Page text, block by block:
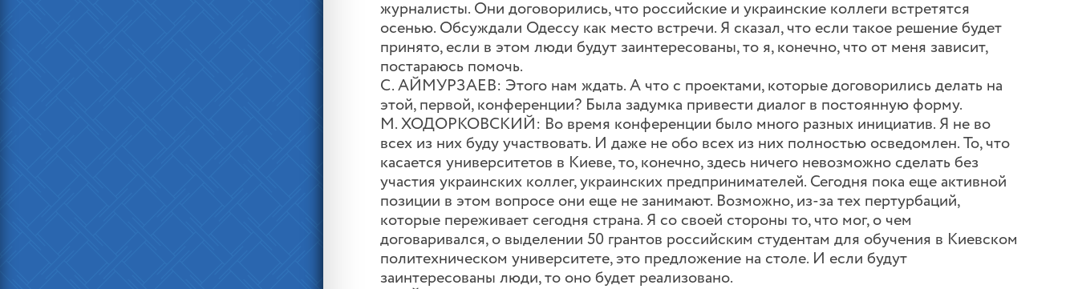
журналисты. Они договорились, что российские и украинские коллеги встретятся
осенью. Обсуждали Одессу как место встречи. Я сказал, что если такое решение будет
принято, если в этом люди будут заинтересованы, то я, конечно, что от меня зависит,
постараюсь помочь.
С. АЙМУРЗАЕВ: Этого нам ждать. А что с проектами, которые договорились делать на
этой, первой, конференции? Была задумка привести диалог в постоянную форму.
М. ХОДОРКОВСКИЙ: Во время конференции было много разных инициатив. Я не во
всех из них буду участвовать. И даже не обо всех из них полностью осведомлен. То, что
касается университетов в Киеве, то, конечно, здесь ничего невозможно сделать без
участия украинских коллег, украинских предпринимателей. Сегодня пока еще активной
позиции в этом вопросе они еще не занимают. Возможно, из-за тех пертурбаций,
которые переживает сегодня страна. Я со своей стороны то, что мог, о чем
договаривался, о выделении 50 грантов российским студентам для обучения в Киевском
политехническом университете, это предложение на столе. И если будут
заинтересованы люди, то оно будет реализовано.